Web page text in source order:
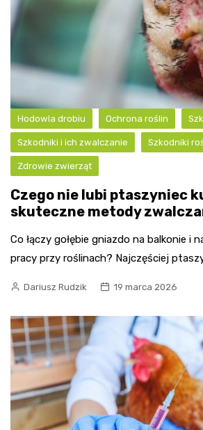
Hodowla drobiu Ochrona roślin
Szkodniki i ich zwalczanie Szkodniki
Zdrowie zwierząt
Czego nie lubi ptaszyniec
skuteczne metody
Co łączy gołębie gniazdo na balkonie i
pracy przy roślinach? Najczęściej
Dariusz Rudzik 19 marca 2026